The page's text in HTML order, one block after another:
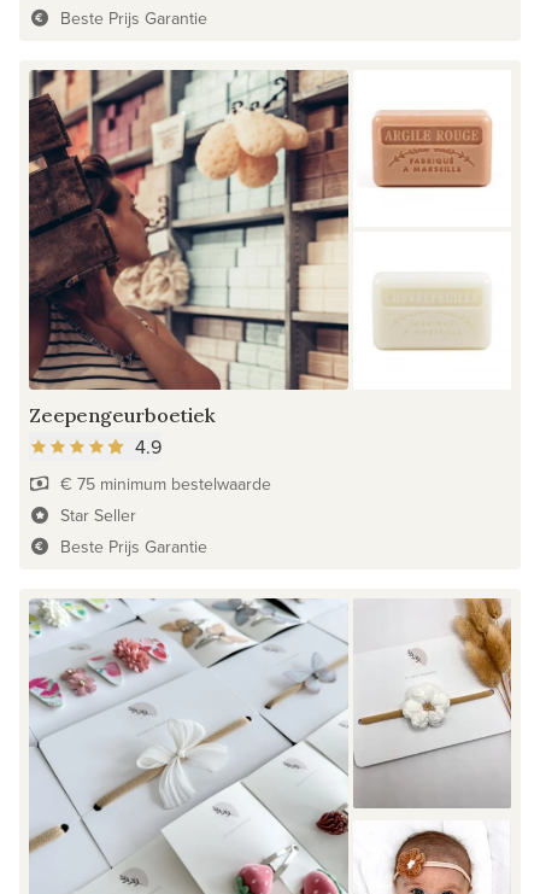
Beste Prijs Garantie
Zeepengeurboetiek
4.9
€ 75 minimum bestelwaarde
Star Seller
Beste Prijs Garantie